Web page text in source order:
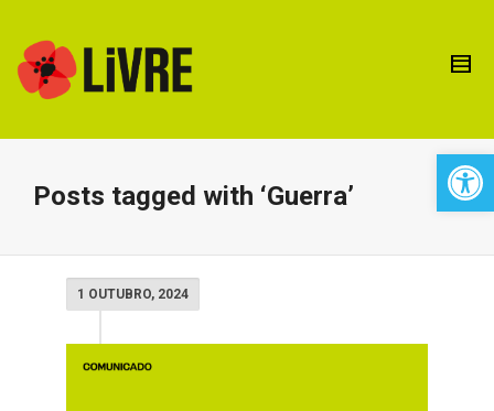
Posts tagged with ‘Guerra’
1 OUTUBRO, 2024